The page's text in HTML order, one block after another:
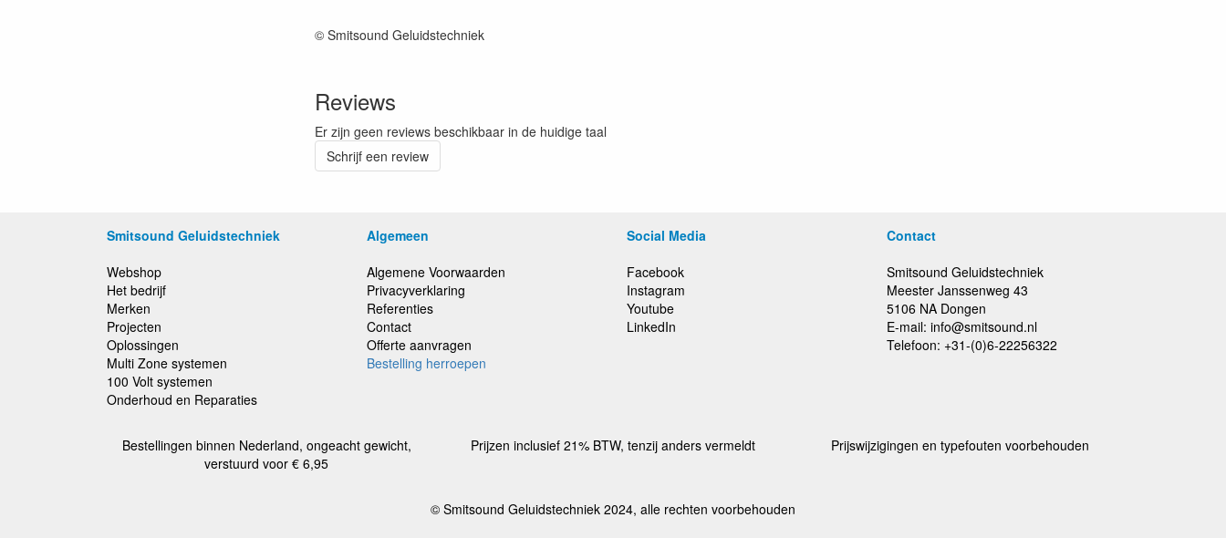
© Smitsound Geluidstechniek
Reviews
Er zijn geen reviews beschikbaar in de huidige taal
Schrijf een review
Smitsound Geluidstechniek
Webshop
Het bedrijf
Merken
Projecten
Oplossingen
Multi Zone systemen
100 Volt systemen
Onderhoud en Reparaties
Algemeen
Algemene Voorwaarden
Privacyverklaring
Referenties
Contact
Offerte aanvragen
Bestelling herroepen
Social Media
Facebook
Instagram
Youtube
LinkedIn
Contact
Smitsound Geluidstechniek
Meester Janssenweg 43
5106 NA Dongen
E-mail: info@smitsound.nl
Telefoon: +31-(0)6-22256322
Bestellingen binnen Nederland, ongeacht gewicht,
verstuurd voor € 6,95
Prijzen inclusief 21% BTW, tenzij anders vermeldt Prijswijzigingen en typefouten voorbehouden
© Smitsound Geluidstechniek 2024, alle rechten voorbehouden